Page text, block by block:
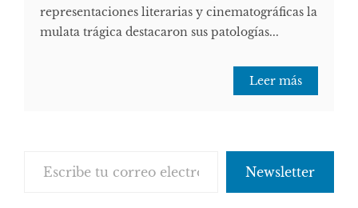
representaciones literarias y cinematográficas la
mulata trágica destacaron sus patologías...
Leer más
Newsletter